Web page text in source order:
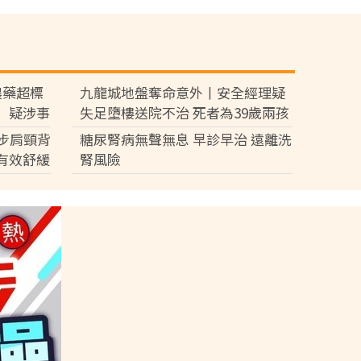
超標
疑涉事
九龍城地盤奪命意外丨安全經理疑
失足墮樓送院不治 死者為39歲兩孩
爸爸屬家庭支柱育7歲及3歲子女
肩頸背
效舒緩
糖尿腎病無聲無息 早診早治 遠離洗
腎風險